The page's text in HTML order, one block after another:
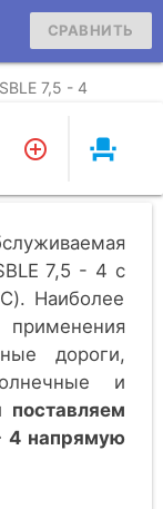
СРАВНИТЬ
SBLE 7,5 - 4
event_seat
7,5 - 4 c
Наиболее
дороги,
и
4 напрямую